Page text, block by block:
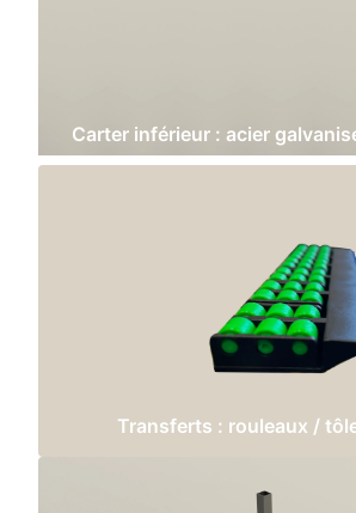
Carter inférieur : acier
Transferts : rouleaux /